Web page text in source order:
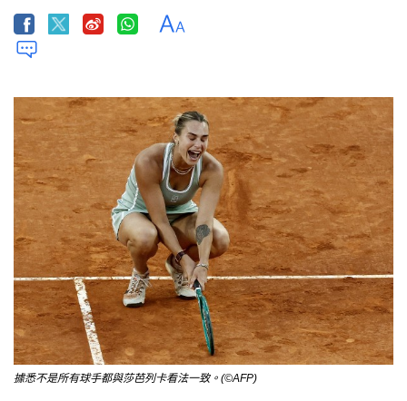
據悉不是所有球手都與莎芭列卡看法一致。(©AFP)